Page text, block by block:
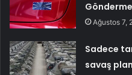
Ağustos 7,
Sadece
savaş